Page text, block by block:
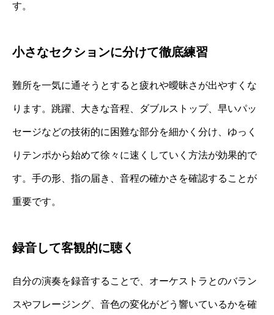
す。
小さなセクションに分けて徹底練習
難所を一気に通そうとすると疲れや曖昧さが出やすくな
ります。跳躍、大きな音程、ダブルストップ、早いパッ
セージなどの技術的に困難な部分を細かく分け、ゆっく
りテンポから始めて徐々に速くしていく方法が効果的で
す。手の形、指の届き、音程の確かさを確認することが
重要です。
録音して客観的に聴く
自分の演奏を録音することで、オーケストラとのバラン
スやフレージング、音色の変化がどう響いているかを確